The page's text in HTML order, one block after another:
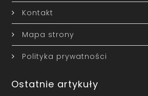
Kontakt
Mapa strony
Polityka prywatności
Ostatnie artykuły